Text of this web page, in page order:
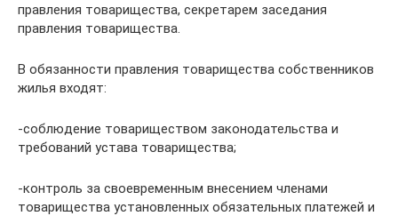
правления товарищества, секретарем заседания
правления товарищества.
В обязанности правления товарищества собственников
жилья входят:
-соблюдение товариществом законодательства и
требований устава товарищества;
-контроль за своевременным внесением членами
товарищества установленных обязательных платежей и